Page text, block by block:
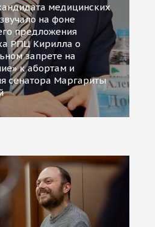
медицинских
на фоне
предложения
РПЦ Кирилла о
запрете на
к абортам и
сенатора Маргариты